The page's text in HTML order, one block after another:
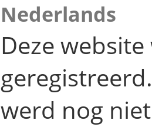
Nederlands
Deze
werd nog